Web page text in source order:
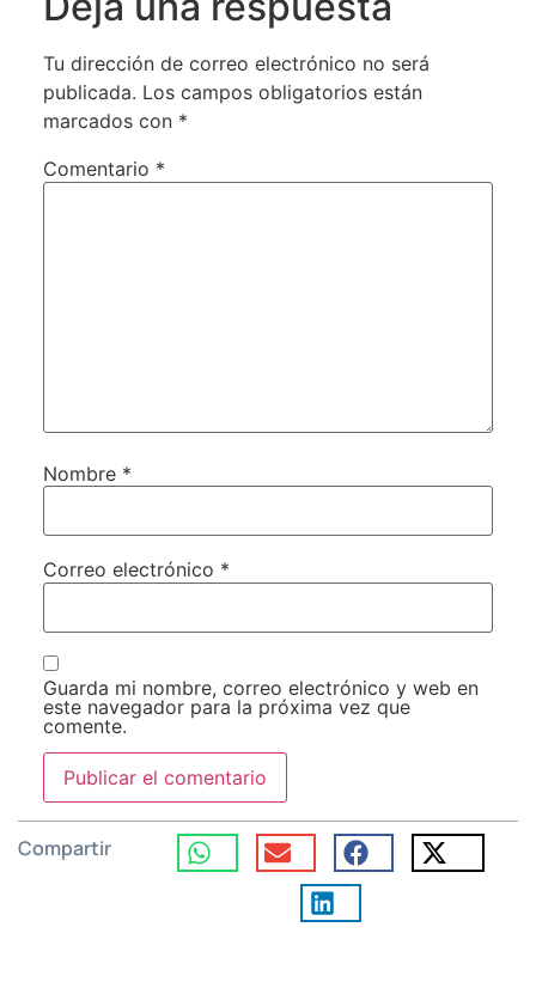
Tu dirección de correo electrónico no será
publicada. Los campos obligatorios están
marcados con *
Comentario *
Nombre *
Correo electrónico *
Guarda mi nombre, correo electrónico y web en
este navegador para la próxima vez que
comente.
Compartir